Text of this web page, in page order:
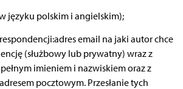
języku polskim i angielskim);
email na jaki autor chce
(służbowy lub prywatny) wraz z
imieniem i nazwiskiem oraz z
pocztowym. Przesłanie tych